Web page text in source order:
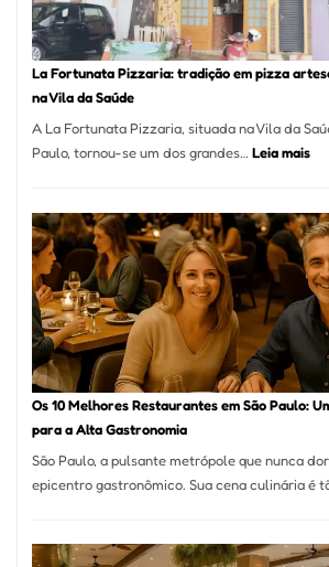
La Fortunata Pizzaria: tradição em pizza
na Vila da Saúde
A La Fortunata Pizzaria, situada na Vila da
Paulo, tornou-se um dos grandes…Leia mais:
em
à
da
Os 10 Melhores Restaurantes em São Paulo:
para a Alta Gastronomia
São Paulo, a pulsante metrópole que nunca
epicentro gastronômico. Sua cena culinária é